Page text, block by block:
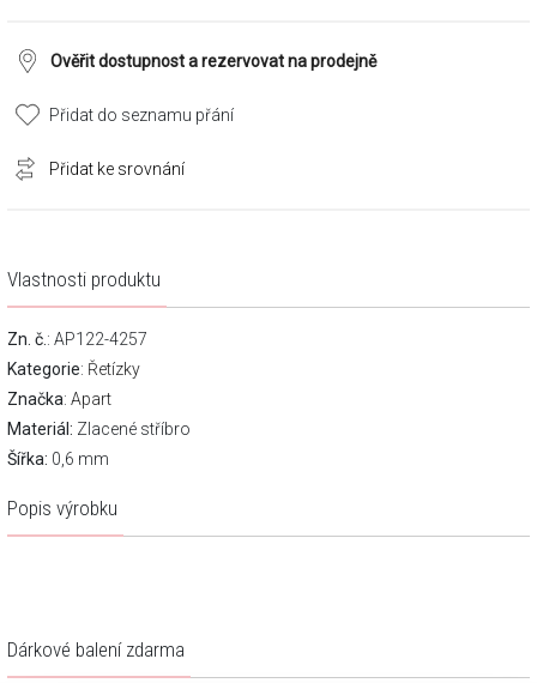
Ověřit dostupnost a rezervovat na prodejně
Přidat do seznamu přání
Přidat ke srovnání
Vlastnosti produktu
Zn. č. : AP122-4257
Kategorie: Řetízky
Značka: Apart
Materiál: Zlacené stříbro
Šířka: 0,6 mm
Popis výrobku
Dárkové balení zdarma